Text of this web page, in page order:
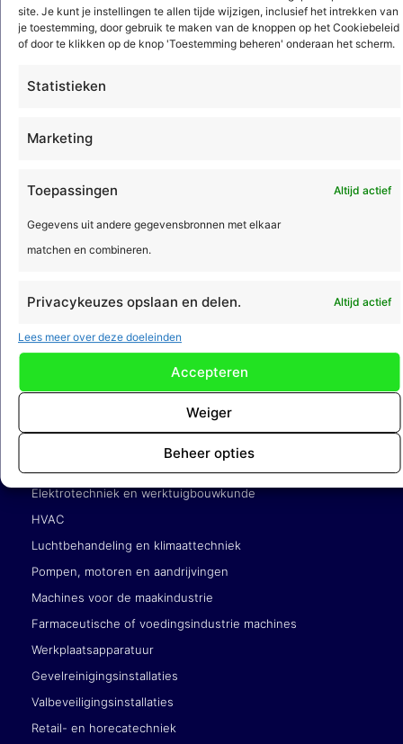
site. Je kunt je instellingen te allen tijde wijzigen, inclusief het intrekken van
je toestemming, door gebruik te maken van de knoppen op het Cookiebeleid
of door te klikken op de knop 'Toestemming beheren' onderaan het scherm.
Statistieken
Marketing
Toepassingen Altijd actief
Gegevens uit andere gegevensbronnen met elkaar
matchen en combineren.
Privacykeuzes opslaan en delen. Altijd actief
Lees meer over deze doeleinden
Accepteren
Weiger
Beheer opties
Sanitair
Beveiliging
Verkeerstechniek
Service en onderhoudsbedrijven
Elektrotechniek en werktuigbouwkunde
HVAC
Luchtbehandeling en klimaattechniek
Pompen, motoren en aandrijvingen
Machines voor de maakindustrie
Farmaceutische of voedingsindustrie machines
Werkplaatsapparatuur
Gevelreinigingsinstallaties
Valbeveiligingsinstallaties
Retail- en horecatechniek